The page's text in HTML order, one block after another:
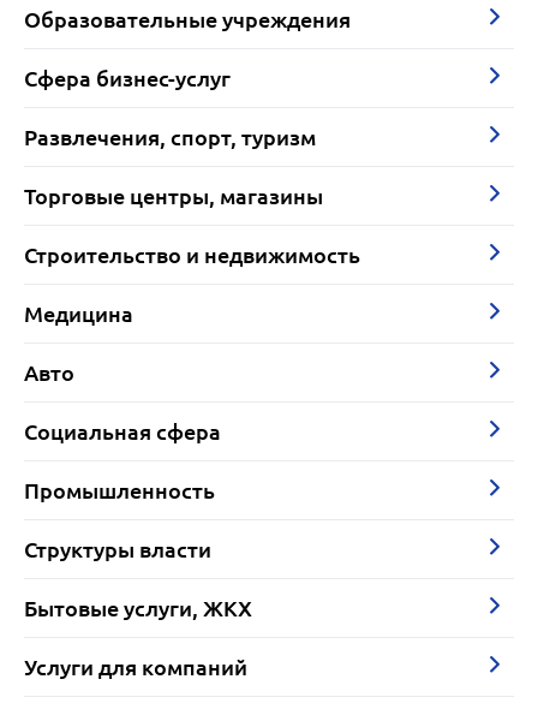
Образовательные учреждения
Сфера бизнес-услуг
Развлечения, спорт, туризм
Торговые центры, магазины
Строительство и недвижимость
Медицина
Авто
Социальная сфера
Промышленность
Структуры власти
Бытовые услуги, ЖКХ
Услуги для компаний